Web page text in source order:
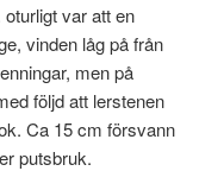
var att en
vinden låg på från
men på
följd att lerstenen
Ca 15 cm försvann
putsbruk.